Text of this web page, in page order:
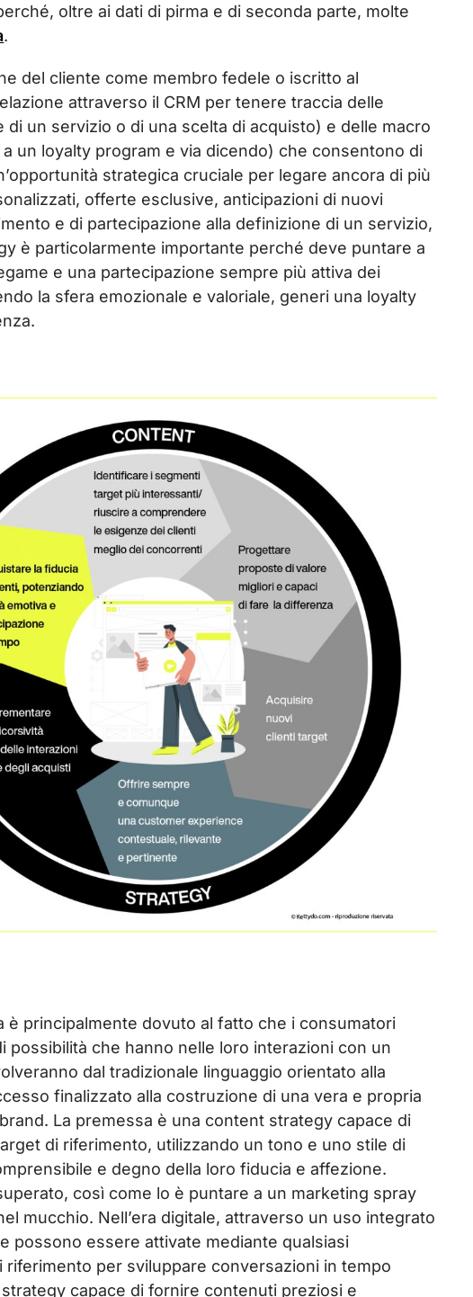
oltre ai dati di pirma e di seconda parte, molte
.
del cliente come membro fedele o iscritto al
attraverso il CRM per tenere traccia delle
un servizio o di una scelta di acquisto) e delle macro
un loyalty program e via dicendo) che consentono di
strategica cruciale per legare ancora di più
offerte esclusive, anticipazioni di nuovi
e di partecipazione alla definizione di un servizio,
è particolarmente importante perché deve puntare a
e una partecipazione sempre più attiva dei
la sfera emozionale e valoriale, generi una loyalty
principalmente dovuto al fatto che i consumatori
che hanno nelle loro interazioni con un
dal tradizionale linguaggio orientato alla
finalizzato alla costruzione di una vera e propria
La premessa è una content strategy capace di
di riferimento, utilizzando un tono e uno stile di
e degno della loro fiducia e affezione.
così come lo è puntare a un marketing spray
mucchio. Nell’era digitale, attraverso un uso integrato
possono essere attivate mediante qualsiasi
per sviluppare conversazioni in tempo
capace di fornire contenuti preziosi e